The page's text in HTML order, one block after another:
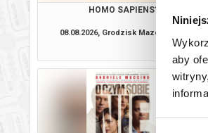
aby
HOMO SAPIENS?
08.08.2026, Grodzisk Mazowiecki
kup bilet